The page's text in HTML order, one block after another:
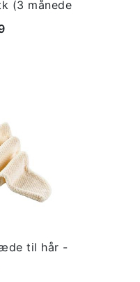
(3 månede
til hår -